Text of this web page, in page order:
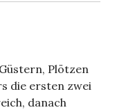
Plötzen
die ersten zwei
danach